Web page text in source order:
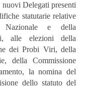
Delegati presenti
statutarie relative
Nazionale e della
alle elezioni della
dei Probi Viri, della
della Commissione
la nomina del
dello statuto del